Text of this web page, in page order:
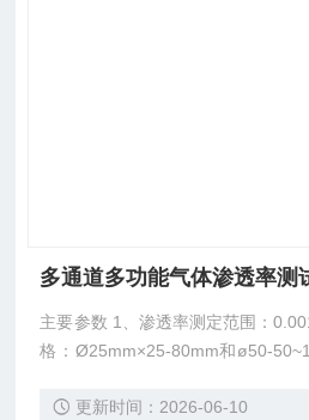
多通道多功能气体渗透率测
主要参数 1、渗透率测定范围：
格：Ø25mm×25-80mm和ø50-
a； 5、传感器量程：传感器量程
更新时间：2026-06-10